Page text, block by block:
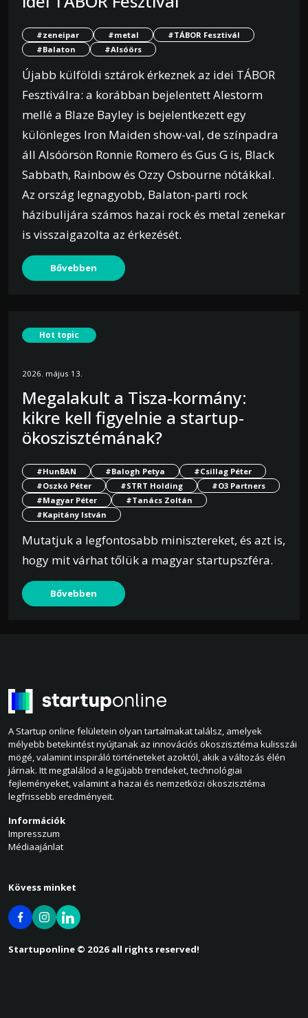
#zeneipar #metal
#TÁBOR Fesztivál
#Balaton
#Alsóörs
Újabb külföldi sztárok érkeznek az idei TÁBOR
Fesztiválra: a korábban bejelentett Alestorm
mellé a Blaze Bayley is bejelentkezett egy
különleges Iron Maiden show-val, de színpadra
áll Alsóörsön Ronnie Romero és Gus G is, Black
Sabbath, Rainbow és Ozzy Osbourne nótákkal.
Az ország legnagyobb, Balaton-parti rock
házibulijára számos hazai rock és metal zenekar
is visszaigazolta az érkezését.
Bővebben
Hot topic
2026. május 13.
Megalakult a Tisza-kormány:
kikre kell figyelnie a startup-
ökoszisztémának?
#HunBAN #Balogh Petya
#Csillag Péter
#Oszkó Péter
#STRT Holding
#O3 Partners
#Magyar Péter
#Tanács Zoltán
#Kapitány István
Mutatjuk a legfontosabb minisztereket, és azt is,
hogy mit várhat tőlük a magyar startupszféra.
Bővebben
A Startup online felületein olyan tartalmakat találsz, amelyek
mélyebb betekintést nyújtanak az innovációs ökoszisztéma kulisszái
mögé, valamint inspiráló történeteket azoktól, akik a változás élén
járnak. Itt megtalálod a legújabb trendeket, technológiai
fejleményeket, valamint a hazai és nemzetközi ökoszisztéma
legfrissebb eredményeit.
Információk
Impresszum
Médiaajánlat
Kövess minket
Startuponline © 2026 all rights reserved!